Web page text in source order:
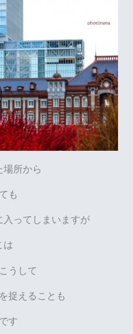
場所から
も
入ってしまいますが
は
うして
捉えることも
す